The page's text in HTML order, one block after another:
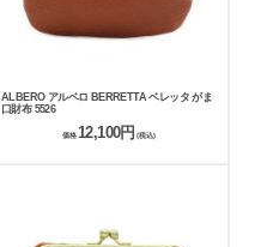
ALBERO アルベロ BERRETTA ベレッタ がま
口財布 5526
価格 12,100円 (税込)